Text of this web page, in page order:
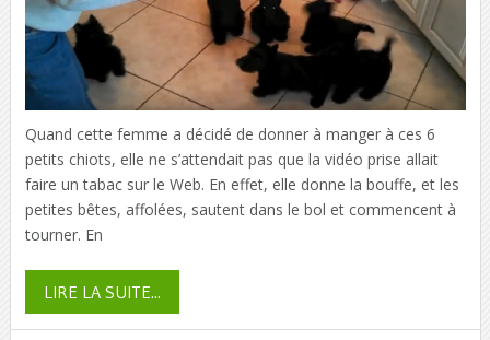
Quand cette femme a décidé de donner à manger à ces 6
petits chiots, elle ne s’attendait pas que la vidéo prise allait
faire un tabac sur le Web. En effet, elle donne la bouffe, et les
petites bêtes, affolées, sautent dans le bol et commencent à
tourner. En
LIRE LA SUITE...